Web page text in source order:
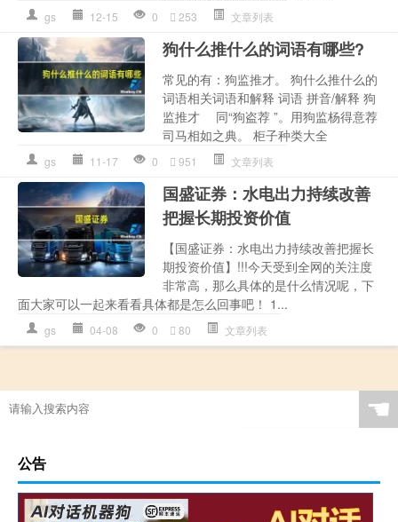
gs 12-15 0 253 文章列表
狗什么推什么的词语有哪些?
常见的有：狗监推才。 狗什么推什么的
词语相关词语和解释 词语 拼音/解释 狗
监推才 同“狗盗荐 ”。用狗监杨得意荐
司马相如之典。 柜子种类大全
gs 11-17 0 951 文章列表
国盛证券：水电出力持续改善
把握长期投资价值
【国盛证券：水电出力持续改善把握长
期投资价值】!!!今天受到全网的关注度
非常高，那么具体的是什么情况呢，下
面大家可以一起来看看具体都是怎么回事吧！ 1...
gs 04-08 0 80 文章列表
☚
公告